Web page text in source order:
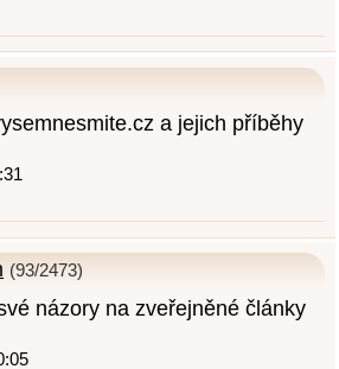
a jejich příběhy
(93/2473)
názory na zveřejněné články